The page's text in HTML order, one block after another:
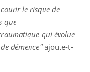
le risque de
que
qui évolue
démence" ajoute-t-